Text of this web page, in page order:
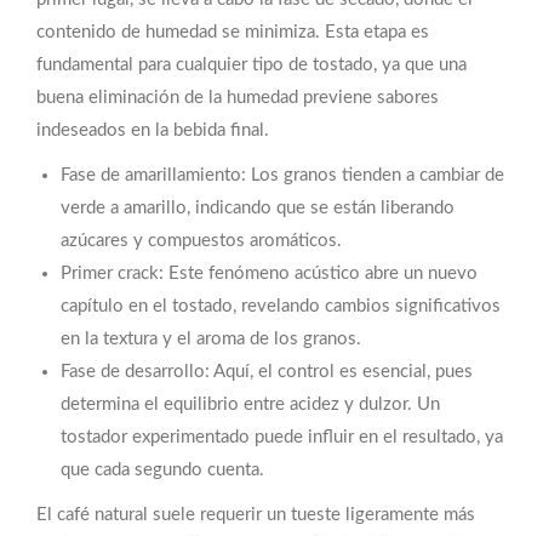
contenido de humedad se minimiza. Esta etapa es
fundamental para cualquier tipo de tostado, ya que una
buena eliminación de la humedad previene sabores
indeseados en la bebida final.
Fase de amarillamiento: Los granos tienden a cambiar de
verde a amarillo, indicando que se están liberando
azúcares y compuestos aromáticos.
Primer crack: Este fenómeno acústico abre un nuevo
capítulo en el tostado, revelando cambios significativos
en la textura y el aroma de los granos.
Fase de desarrollo: Aquí, el control es esencial, pues
determina el equilibrio entre acidez y dulzor. Un
tostador experimentado puede influir en el resultado, ya
que cada segundo cuenta.
El café natural suele requerir un tueste ligeramente más